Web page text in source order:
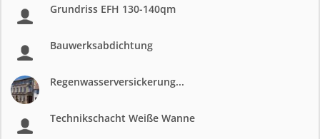
Grundriss EFH 130-140qm
Bauwerksabdichtung
Regenwasserversickerung...
Technikschacht Weiße Wanne